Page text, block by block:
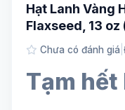
Hạt Lanh Vàng
Flaxseed, 13 oz
Chưa có đánh giá
Tạm hết